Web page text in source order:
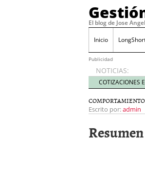
El blog de Jose
Inicio
Publicidad
NOTICIAS:
COTIZACIONES
Escrito por:admin